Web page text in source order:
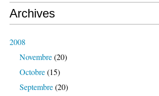
Archives
2008
Novembre(20)
Octobre(15)
Septembre(20)